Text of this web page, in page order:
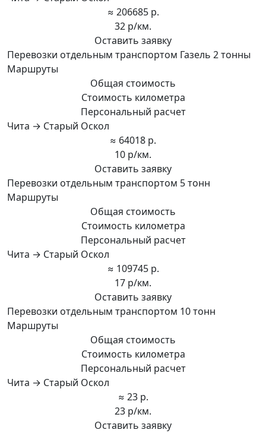
≈ 206685 р.
32 р/км.
Оставить заявку
Перевозки отдельным транспортом Газель 2 тонны
Маршруты
Общая стоимость
Стоимость километра
Персональный расчет
Чита → Старый Оскол
≈ 64018 р.
10 р/км.
Оставить заявку
Перевозки отдельным транспортом 5 тонн
Маршруты
Общая стоимость
Стоимость километра
Персональный расчет
Чита → Старый Оскол
≈ 109745 р.
17 р/км.
Оставить заявку
Перевозки отдельным транспортом 10 тонн
Маршруты
Общая стоимость
Стоимость километра
Персональный расчет
Чита → Старый Оскол
≈ 23 р.
23 р/км.
Оставить заявку